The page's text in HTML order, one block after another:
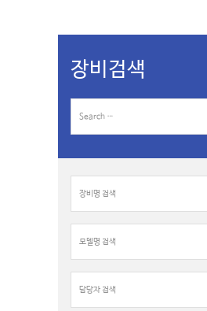
장비검색
a
명
색
:
델
명